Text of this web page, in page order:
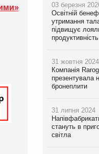
03 березня
Освітній
утримання
підвищує
31 жовтня 2024
Компанія
презентувала
бронеплити
31 липня 2024
стануть в
світла